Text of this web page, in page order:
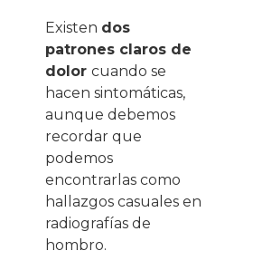
Existen dos
patrones claros de
dolor cuando se
hacen sintomáticas,
aunque debemos
recordar que
podemos
encontrarlas como
hallazgos casuales en
radiografías de
hombro.